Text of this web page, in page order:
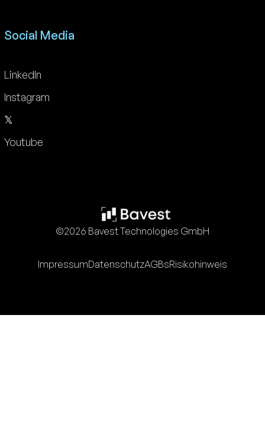
Social Media
LinkedIn
Instagram
𝕏
Youtube
©2026 Bavest Technologies GmbH
ImpressumDatenschutzAGBsRisikohinweis